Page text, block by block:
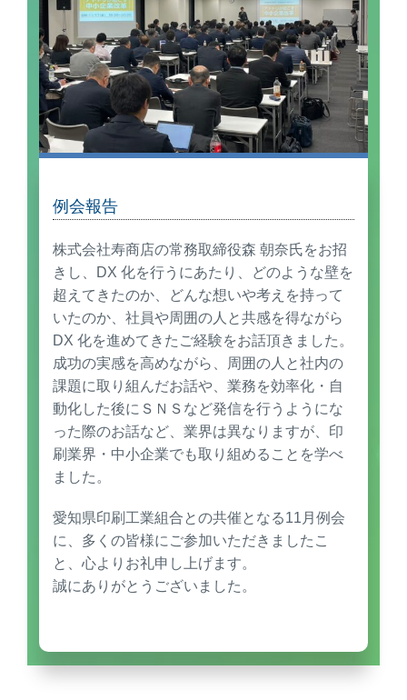
例会報告
株式会社寿商店の常務取締役森 朝奈氏をお招
きし、DX 化を行うにあたり、どのような壁を
超えてきたのか、どんな想いや考えを持って
いたのか、社員や周囲の人と共感を得ながら
DX 化を進めてきたご経験をお話頂きました。
成功の実感を高めながら、周囲の人と社内の
課題に取り組んだお話や、業務を効率化・自
動化した後にＳＮＳなど発信を行うようにな
った際のお話など、業界は異なりますが、印
刷業界・中小企業でも取り組めることを学べ
ました。
愛知県印刷工業組合との共催となる11月例会
に、多くの皆様にご参加いただきましたこ
と、心よりお礼申し上げます。
誠にありがとうございました。